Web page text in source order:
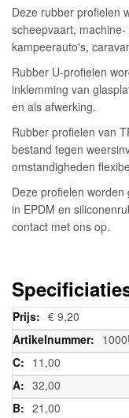
Deze rubber profielen
scheepvaart,
kampeerauto's,
Rubber U-profielen
inklemming van
en als afwerking.
Rubber profielen van
bestand tegen
omstandigheden
Deze profielen
in EPDM en
contact met ons op.
Meer
informatie
€ 9,20
11,00
32,00
21,00